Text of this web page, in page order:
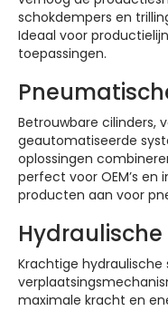
schokdempers en
Ideaal voor
toepassingen.
Betrouwbare cilinders,
geautomatiseerde
oplossingen
perfect voor OEM’s en
producten aan voor
Krachtige
maximale kracht en